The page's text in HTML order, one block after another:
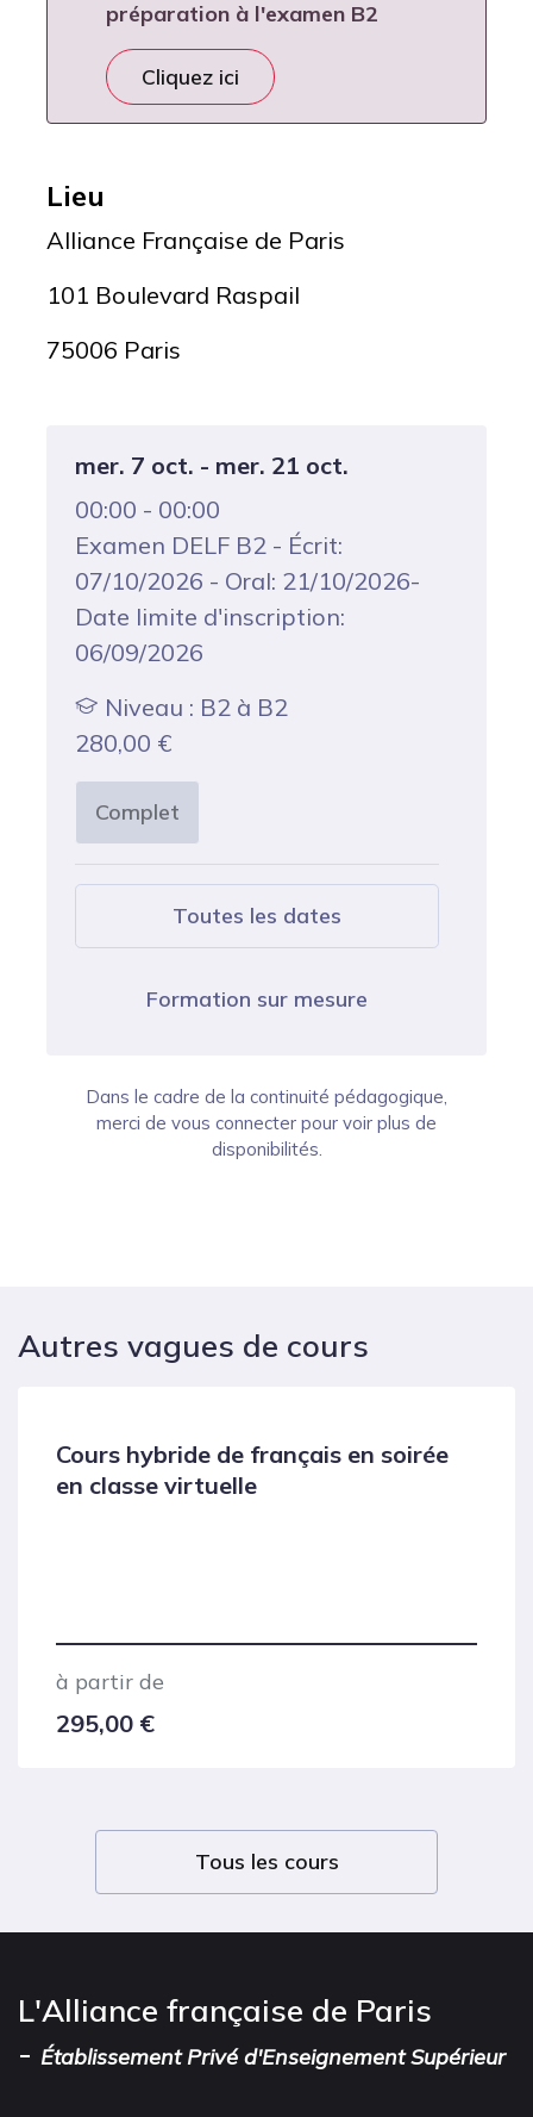
préparation à l'examen B2
Cliquez ici
Lieu
Alliance Française de Paris
101 Boulevard Raspail
75006 Paris
mer. 7 oct. - mer. 21 oct.
00:00 - 00:00
Examen DELF B2 - Écrit:
07/10/2026 - Oral: 21/10/2026-
Date limite d'inscription:
06/09/2026
Niveau : B2 à B2
280,00 €
Complet
Toutes les dates
Formation sur mesure
Dans le cadre de la continuité pédagogique,
merci de vous connecter pour voir plus de
disponibilités.
Autres vagues de cours
Cours hybride de français en soirée
en classe virtuelle
à partir de
295,00 €
Tous les cours
L'Alliance française de Paris
- Établissement Privé d'Enseignement Supérieur